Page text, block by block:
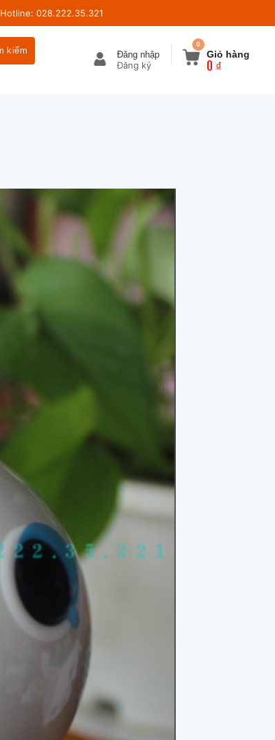
Hotline: 028.222.35.321
Đăng nhập Giỏ hàng
0 ₫
0